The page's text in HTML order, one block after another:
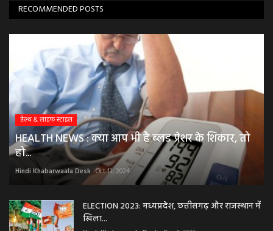
RECOMMENDED POSTS
हेल्थ & लाइफ स्टाइल
HEALTH NEWS : क्या आप भी है ब्लड प्रेशर के शिकार, तो
हो...
Hindi Khabarwaala Desk Oct 13, 2024
ELECTION 2023: मध्यप्रदेश, छत्तीसगढ़ और राजस्थान में
खिला...